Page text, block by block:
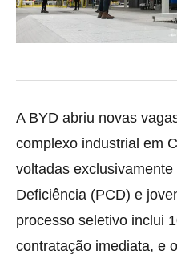
A BYD abriu novas
complexo industrial em
voltadas
Deficiência (PCD) e
processo seletivo inclui
contratação imediata, e